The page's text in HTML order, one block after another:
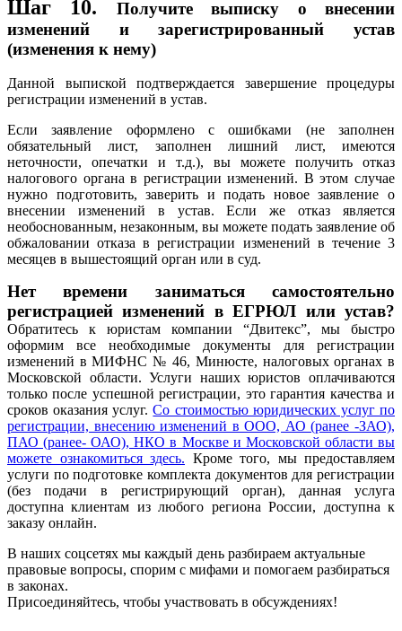
Шаг 10.
Получите выписку о внесении
изменений и зарегистрированный устав
(изменения к нему)
Данной выпиской подтверждается завершение процедуры
регистрации изменений в устав.
Если заявление оформлено с ошибками (не заполнен
обязательный лист, заполнен лишний лист, имеются
неточности, опечатки и т.д.), вы можете получить отказ
налогового органа в регистрации изменений. В этом случае
нужно подготовить, заверить и подать новое заявление о
внесении изменений в устав. Если же отказ является
необоснованным, незаконным, вы можете подать заявление об
обжаловании отказа в регистрации изменений в течение 3
месяцев в вышестоящий орган или в суд.
Нет времени заниматься самостоятельно
регистрацией изменений в ЕГРЮЛ или устав?
Обратитесь к юристам компании “Двитекс”, мы быстро
оформим все необходимые документы для регистрации
изменений в МИФНС № 46, Минюсте, налоговых органах в
Московской области. Услуги наших юристов оплачиваются
только после успешной регистрации, это гарантия качества и
сроков оказания услуг.Со стоимостью юридических услуг по
регистрации, внесению изменений в ООО, АО (ранее -ЗАО),
ПАО (ранее- ОАО), НКО в Москве и Московской области вы
можете ознакомиться здесь. Кроме того, мы предоставляем
услуги по подготовке комплекта документов для регистрации
(без подачи в регистрирующий орган), данная услуга
доступна клиентам из любого региона России, доступна к
заказу онлайн.
В наших соцсетях мы каждый день разбираем актуальные
правовые вопросы, спорим с мифами и помогаем разбираться
в законах.
Присоединяйтесь, чтобы участвовать в обсуждениях!